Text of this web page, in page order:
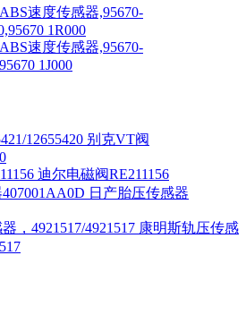
速度传感器,95670-
1R000
速度传感器,95670-
1J000
别克VT阀
迪尔电磁阀RE211156
日产胎压传感器
康明斯轨压传感